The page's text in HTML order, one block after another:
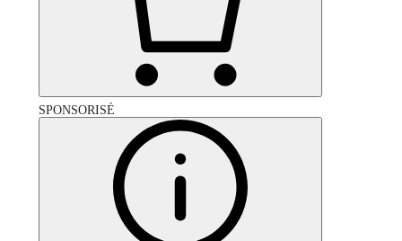
SPONSORISÉ